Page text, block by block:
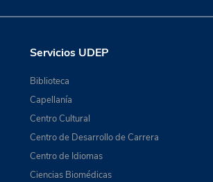
Servicios UDEP
Biblioteca
Capellanía
Centro Cultural
Centro de Desarrollo de Carrera
Centro de Idiomas
Ciencias Biomédicas